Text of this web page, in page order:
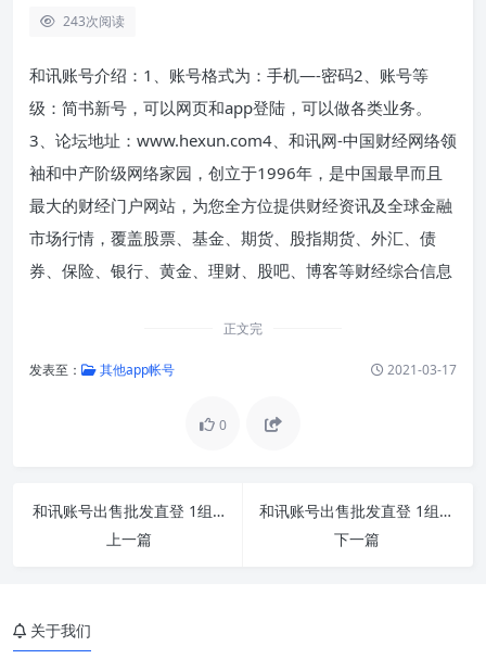
243次阅读
和讯账号介绍：1、账号格式为：手机—-密码2、账号等
级：简书新号，可以网页和app登陆，可以做各类业务。
3、论坛地址：www.hexun.com4、和讯网-中国财经网络领
袖和中产阶级网络家园，创立于1996年，是中国最早而且
最大的财经门户网站，为您全方位提供财经资讯及全球金融
市场行情，覆盖股票、基金、期货、股指期货、外汇、债
券、保险、银行、黄金、理财、股吧、博客等财经综合信息
正文完
发表至： 其他app帐号 2021-03-17
0
和讯账号出售批发直登 1组200个批发
上一篇
和讯账号出售批发直登 1组300个批发
下一篇
关于我们